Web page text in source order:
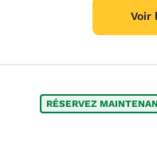
Voir
RÉSERVEZ